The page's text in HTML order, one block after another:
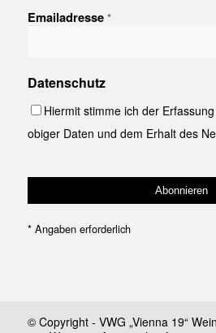
Emailadresse *
Datenschutz
Hiermit stimme ich der
obiger Daten und dem Erhalt des
*Angaben erforderlich
© Copyright - VWG „Vienna 19“